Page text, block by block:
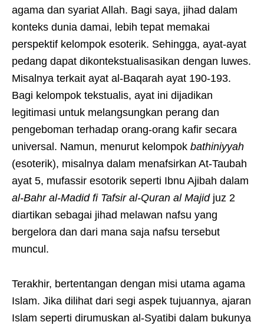
agama dan syariat Allah. Bagi saya, jihad dalam
konteks dunia damai, lebih tepat memakai
perspektif kelompok esoterik. Sehingga, ayat-ayat
pedang dapat dikontekstualisasikan dengan luwes.
Misalnya terkait ayat al-Baqarah ayat 190-193.
Bagi kelompok tekstualis, ayat ini dijadikan
legitimasi untuk melangsungkan perang dan
pengeboman terhadap orang-orang kafir secara
universal. Namun, menurut kelompok bathiniyyah
(esoterik), misalnya dalam menafsirkan At-Taubah
ayat 5, mufassir esotorik seperti Ibnu Ajibah dalam
al-Bahr al-Madid fi Tafsir al-Quran al Majid juz 2
diartikan sebagai jihad melawan nafsu yang
bergelora dan dari mana saja nafsu tersebut
muncul.
Terakhir, bertentangan dengan misi utama agama
Islam. Jika dilihat dari segi aspek tujuannya, ajaran
Islam seperti dirumuskan al-Syatibi dalam bukunya